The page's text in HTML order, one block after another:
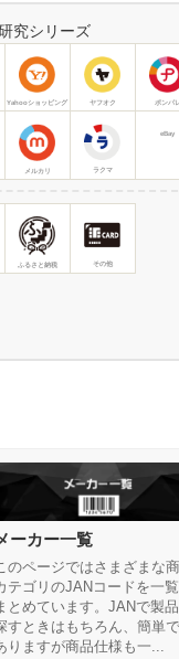
究シリーズ
Yahooショッピング ヤフオク ポンパ
メルカリ ラクマ
eBay
ふるさと納税 その他
ーカー一覧
のページではさまざまな
テゴリのJANコードを一
とめています。JANで製
すときはもちろん、簡単
りますが商品仕様も一...